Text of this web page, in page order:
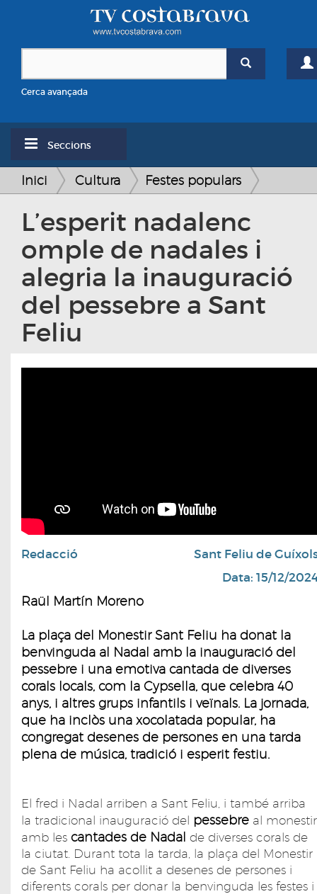
Cerca avançada
Seccions
Inici Cultura Festes populars
L’esperit nadalenc
omple de nadales i
alegria la inauguració
del pessebre a Sant
Feliu
Redacció
Sant Feliu de
Data: 15/12/
Raül Martín Moreno
La plaça del Monestir Sant Feliu ha donat la
benvinguda al Nadal amb la inauguració del
pessebre i una emotiva cantada de diverses
corals locals, com la Cypsella, que celebra 40
anys, i altres grups infantils i veïnals. La jornada,
que ha inclòs una xocolatada popular, ha
congregat desenes de persones en una tarda
plena de música, tradició i esperit festiu.
El fred i Nadal arriben a Sant Feliu, i també arriba
la tradicional inauguració del pessebre al monestir
amb les cantades de Nadal de diverses corals de
la ciutat. Durant tota la tarda, la plaça del Monestir
de Sant Feliu ha acollit a desenes de persones i
diferents corals per donar la benvinguda les festes i